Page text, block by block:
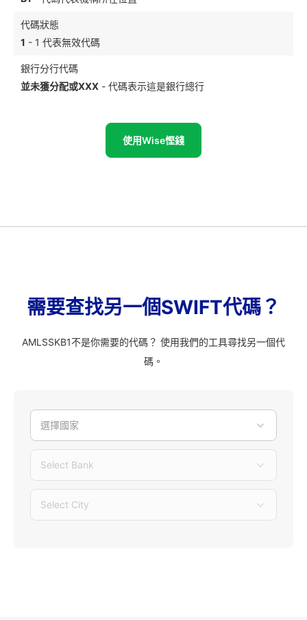
代碼狀態
1 - 1 代表無效代碼
銀行分行代碼
並未獲分配或XXX - 代碼表示這是銀行總行
使用Wise慳錢
需要查找另一個SWIFT代碼？
AMLSSKB1不是你需要的代碼？ 使用我們的工具尋找另一個代
碼。
選擇國家
Select Bank
Select City